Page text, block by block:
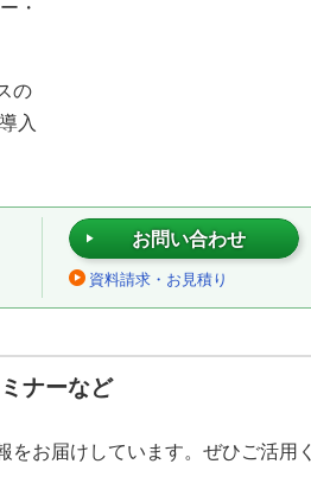
・
の
入
お問い合わせ
資料請求・お見積り
ナーなど
お届けしています。ぜひご活用く